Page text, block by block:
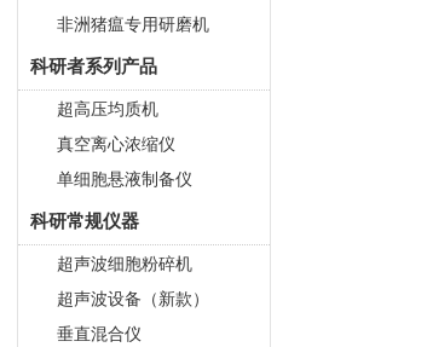
非洲猪瘟专用研磨机
科研者系列产品
超高压均质机
真空离心浓缩仪
单细胞悬液制备仪
科研常规仪器
超声波细胞粉碎机
超声波设备（新款）
垂直混合仪